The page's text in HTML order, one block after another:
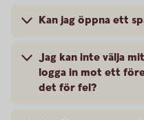
Kan jag öppna ett
Jag kan inte välja
logga in mot ett
det för fel?